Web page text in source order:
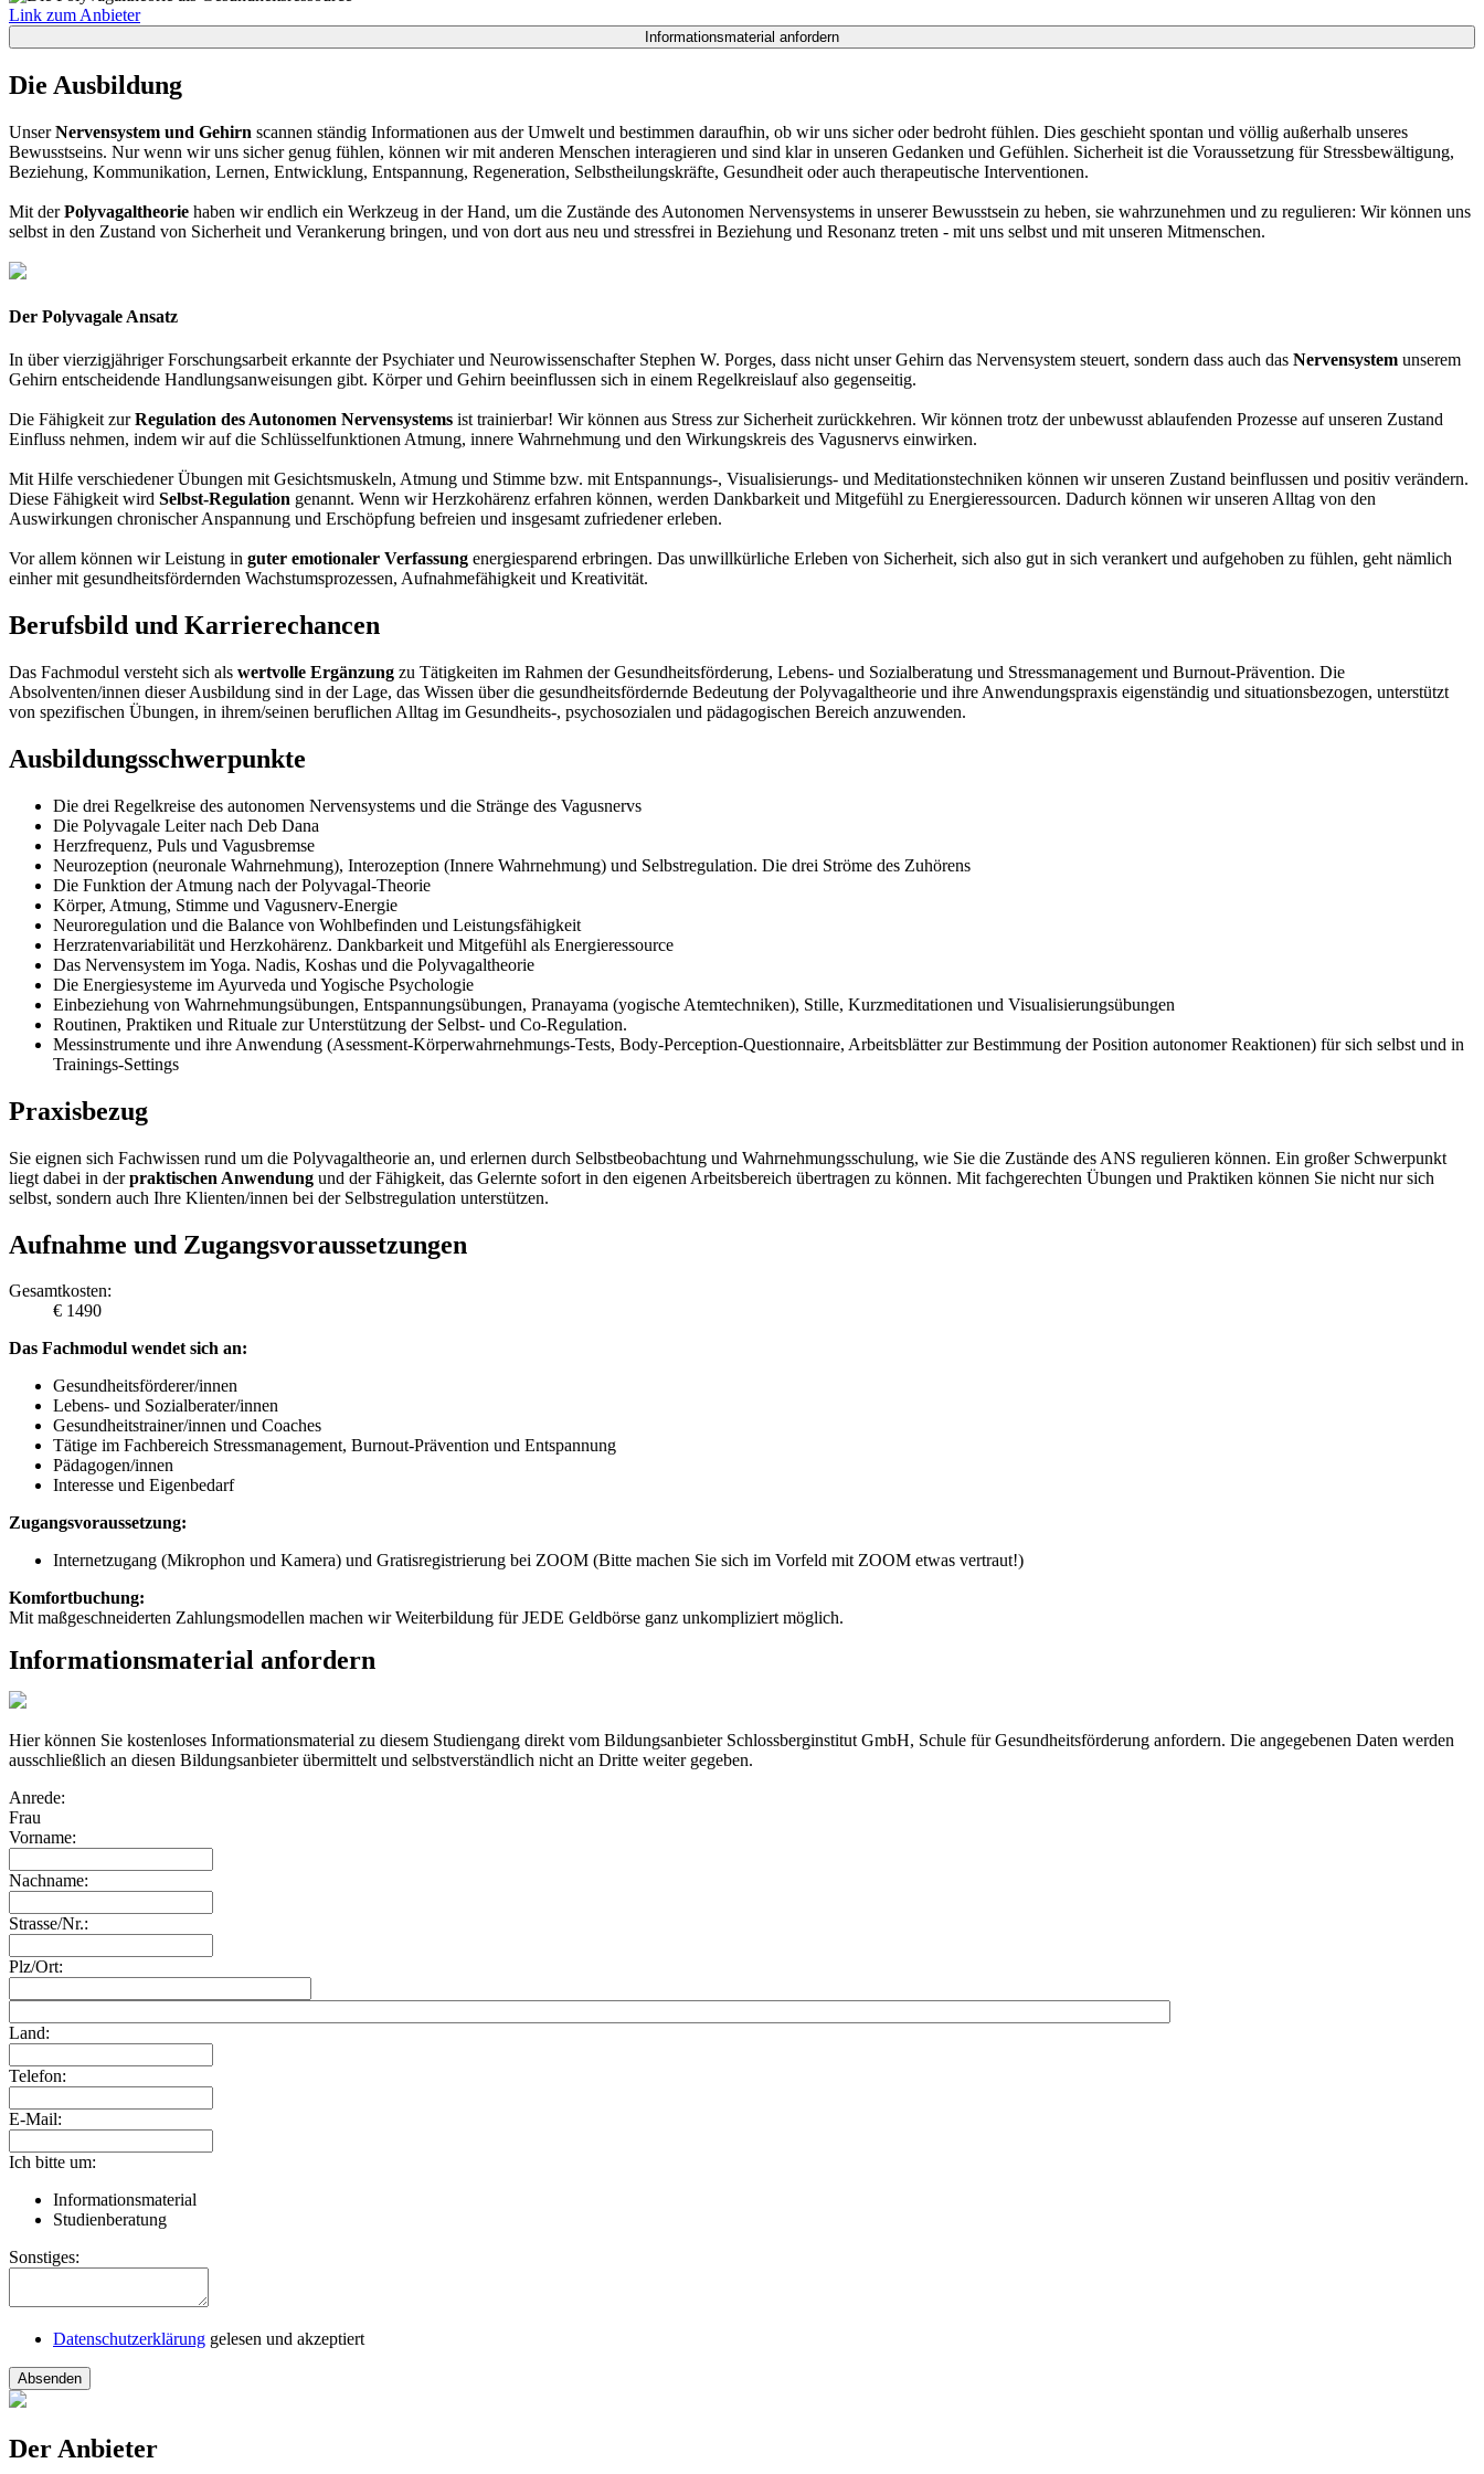
Link zum Anbieter
Die Ausbildung
UnserNervensystem und Gehirn scannen ständig Informationen aus der Umwelt und bestimmen daraufhin, ob wir uns sicher oder bedroht fühlen. Dies geschieht spontan und völlig außerhalb unseres
Bewusstseins. Nur wenn wir uns sicher genug fühlen, können wir mit anderen Menschen interagieren und sind klar in unseren Gedanken und Gefühlen. Sicherheit ist die Voraussetzung für Stressbewältigung,
Beziehung, Kommunikation, Lernen, Entwicklung, Entspannung, Regeneration, Selbstheilungskräfte, Gesundheit oder auch therapeutische Interventionen.
Mit derPolyvagaltheorie haben wir endlich ein Werkzeug in der Hand, um die Zustände des Autonomen Nervensystems in unserer Bewusstsein zu heben, sie wahrzunehmen und zu regulieren: Wir können uns
selbst in den Zustand von Sicherheit und Verankerung bringen, und von dort aus neu und stressfrei in Beziehung und Resonanz treten - mit uns selbst und mit unseren Mitmenschen.
Der Polyvagale Ansatz
In über vierzigjähriger Forschungsarbeit erkannte der Psychiater und Neurowissenschafter Stephen W. Porges, dass nicht unser Gehirn das Nervensystem steuert, sondern dass auch das Nervensystem unserem
Gehirn entscheidende Handlungsanweisungen gibt. Körper und Gehirn beeinflussen sich in einem Regelkreislauf also gegenseitig.
Die Fähigkeit zurRegulation des Autonomen Nervensystems ist trainierbar! Wir können aus Stress zur Sicherheit zurückkehren. Wir können trotz der unbewusst ablaufenden Prozesse auf unseren Zustand
Einfluss nehmen, indem wir auf die Schlüsselfunktionen Atmung, innere Wahrnehmung und den Wirkungskreis des Vagusnervs einwirken.
Mit Hilfe verschiedener Übungen mit Gesichtsmuskeln, Atmung und Stimme bzw. mit Entspannungs-, Visualisierungs- und Meditationstechniken können wir unseren Zustand beinflussen und positiv verändern.
Diese Fähigkeit wird Selbst-Regulation genannt. Wenn wir Herzkohärenz erfahren können, werden Dankbarkeit und Mitgefühl zu Energieressourcen. Dadurch können wir unseren Alltag von den
Auswirkungen chronischer Anspannung und Erschöpfung befreien und insgesamt zufriedener erleben.
Vor allem können wir Leistung in guter emotionaler Verfassung energiesparend erbringen. Das unwillkürliche Erleben von Sicherheit, sich also gut in sich verankert und aufgehoben zu fühlen, geht nämlich
einher mit gesundheitsfördernden Wachstumsprozessen, Aufnahmefähigkeit und Kreativität.
Berufsbild und Karrierechancen
Das Fachmodul versteht sich als wertvolle Ergänzung zu Tätigkeiten im Rahmen der Gesundheitsförderung, Lebens- und Sozialberatung und Stressmanagement und Burnout-Prävention. Die
Absolventen/innen dieser Ausbildung sind in der Lage, das Wissen über die gesundheitsfördernde Bedeutung der Polyvagaltheorie und ihre Anwendungspraxis eigenständig und situationsbezogen, unterstützt
von spezifischen Übungen, in ihrem/seinen beruflichen Alltag im Gesundheits-, psychosozialen und pädagogischen Bereich anzuwenden.
Ausbildungsschwerpunkte
Die drei Regelkreise des autonomen Nervensystems und die Stränge des Vagusnervs
Die Polyvagale Leiter nach Deb Dana
Herzfrequenz, Puls und Vagusbremse
Neurozeption (neuronale Wahrnehmung), Interozeption (Innere Wahrnehmung) und Selbstregulation. Die drei Ströme des Zuhörens
Die Funktion der Atmung nach der Polyvagal-Theorie
Körper, Atmung, Stimme und Vagusnerv-Energie
Neuroregulation und die Balance von Wohlbefinden und Leistungsfähigkeit
Herzratenvariabilität und Herzkohärenz. Dankbarkeit und Mitgefühl als Energieressource
Das Nervensystem im Yoga. Nadis, Koshas und die Polyvagaltheorie
Die Energiesysteme im Ayurveda und Yogische Psychologie
Einbeziehung von Wahrnehmungsübungen, Entspannungsübungen, Pranayama (yogische Atemtechniken), Stille, Kurzmeditationen und Visualisierungsübungen
Routinen, Praktiken und Rituale zur Unterstützung der Selbst- und Co-Regulation.
Messinstrumente und ihre Anwendung (Asessment-Körperwahrnehmungs-Tests, Body-Perception-Questionnaire, Arbeitsblätter zur Bestimmung der Position autonomer Reaktionen) für sich selbst und in
Trainings-Settings
Praxisbezug
Sie eignen sich Fachwissen rund um die Polyvagaltheorie an, und erlernen durch Selbstbeobachtung und Wahrnehmungsschulung, wie Sie die Zustände des ANS regulieren können. Ein großer Schwerpunkt
liegt dabei in derpraktischen Anwendung und der Fähigkeit, das Gelernte sofort in den eigenen Arbeitsbereich übertragen zu können. Mit fachgerechten Übungen und Praktiken können Sie nicht nur sich
selbst, sondern auch Ihre Klienten/innen bei der Selbstregulation unterstützen.
Aufnahme und Zugangsvoraussetzungen
Gesamtkosten:
€ 1490
Das Fachmodul wendet sich an:
Gesundheitsförderer/innen
Lebens- und Sozialberater/innen
Gesundheitstrainer/innen und Coaches
Tätige im Fachbereich Stressmanagement, Burnout-Prävention und Entspannung
Pädagogen/innen
Interesse und Eigenbedarf
Zugangsvoraussetzung:
Internetzugang (Mikrophon und Kamera) und Gratisregistrierung bei ZOOM (Bitte machen Sie sich im Vorfeld mit ZOOM etwas vertraut!)
Komfortbuchung:
Mit maßgeschneiderten Zahlungsmodellen machen wir Weiterbildung für JEDE Geldbörse ganz unkompliziert möglich.
Informationsmaterial anfordern
Hier können Sie kostenloses Informationsmaterial zu diesem Studiengang direkt vom Bildungsanbieter Schlossberginstitut GmbH, Schule für Gesundheitsförderung anfordern. Die angegebenen Daten werden
ausschließlich an diesen Bildungsanbieter übermittelt und selbstverständlich nicht an Dritte weiter gegeben.
Anrede:
Frau
Vorname:
Nachname:
Strasse/Nr.:
Plz/Ort:
Land:
Telefon:
E-Mail:
Ich bitte um:
Informationsmaterial
Studienberatung
Sonstiges:
Datenschutzerklärung gelesen und akzeptiert
Absenden
Der Anbieter